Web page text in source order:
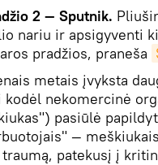
2 — Sputnik.
nariu ir apsigyventi
pradžios, praneša
metais įvyksta
kodėl nekomercinė
pasiūlė
—
patekusį į